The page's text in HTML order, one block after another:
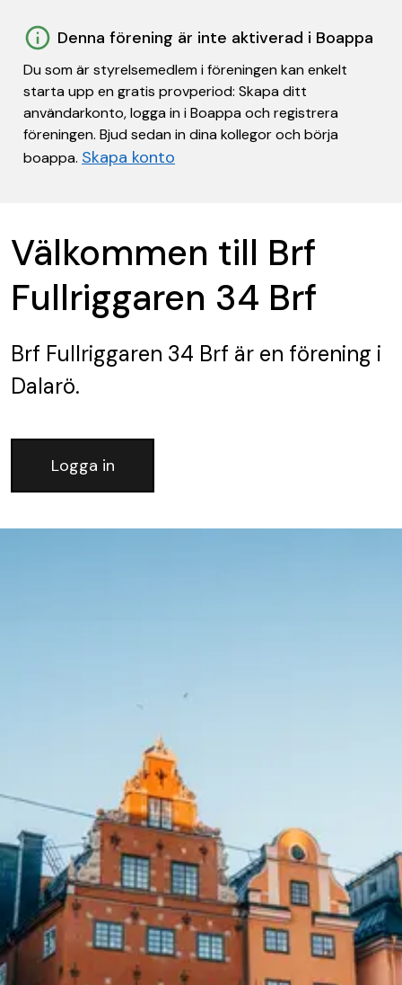
Denna förening är inte aktiverad i Boappa
Du som är styrelsemedlem i föreningen kan enkelt
starta upp en gratis provperiod: Skapa ditt
användarkonto, logga in i Boappa och registrera
föreningen. Bjud sedan in dina kollegor och börja
boappa. Skapa konto
Välkommen till Brf
Fullriggaren 34 Brf
Brf Fullriggaren 34 Brf är en förening i
Dalarö.
Logga in